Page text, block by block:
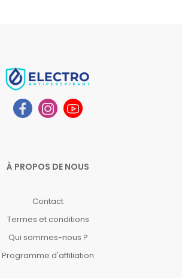
À PROPOS DE NOUS
Contact
Termes et conditions
Qui sommes-nous ?
Programme d'affiliation